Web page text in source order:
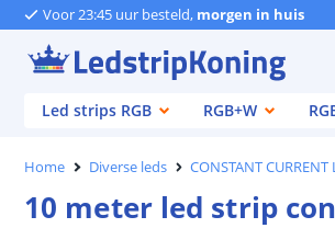
Voor 23:45 uur besteld, morgen in huis
Led strips RGB
RGB+W
Home Diverse leds CONSTANT CURRENT
10 meter led strip